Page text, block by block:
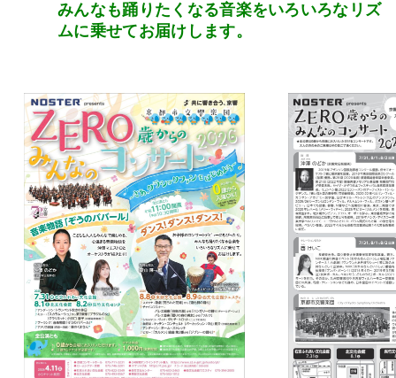
みんなも踊りたくなる音楽をいろいろなリズ
ムに乗せてお届けします。